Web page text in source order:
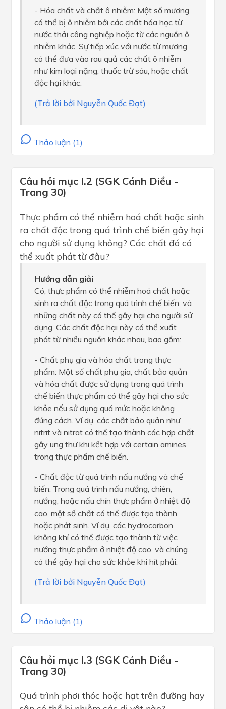
- Hóa chất và chất ô nhiễm: Một số mương
có thể bị ô nhiễm bởi các chất hóa học từ
nước thải công nghiệp hoặc từ các nguồn ô
nhiễm khác. Sự tiếp xúc với nước từ mương
có thể đưa vào rau quả các chất ô nhiễm
như kim loại nặng, thuốc trừ sâu, hoặc chất
độc hại khác.
(Trả lời bởi Nguyễn Quốc Đạt)
Thảo luận (1)
Câu hỏi mục I.2 (SGK Cánh Diều -
Trang 30)
Thực phẩm có thể nhiễm hoá chất hoặc sinh
ra chất độc trong quá trình chế biến gây hại
cho người sử dụng không? Các chất đó có
thể xuất phát từ đâu?
Hướng dẫn giải
Có, thực phẩm có thể nhiễm hoá chất hoặc
sinh ra chất độc trong quá trình chế biến, và
những chất này có thể gây hại cho người sử
dụng. Các chất độc hại này có thể xuất
phát từ nhiều nguồn khác nhau, bao gồm:
- Chất phụ gia và hóa chất trong thực
phẩm: Một số chất phụ gia, chất bảo quản
và hóa chất được sử dụng trong quá trình
chế biến thực phẩm có thể gây hại cho sức
khỏe nếu sử dụng quá mức hoặc không
đúng cách. Ví dụ, các chất bảo quản như
nitrit và nitrat có thể tạo thành các hợp chất
gây ung thư khi kết hợp với certain amines
trong thực phẩm chế biến.
- Chất độc từ quá trình nấu nướng và chế
biến: Trong quá trình nấu nướng, chiên,
nướng, hoặc nấu chín thực phẩm ở nhiệt độ
cao, một số chất có thể được tạo thành
hoặc phát sinh. Ví dụ, các hydrocarbon
không khí có thể được tạo thành từ việc
nướng thực phẩm ở nhiệt độ cao, và chúng
có thể gây hại cho sức khỏe khi hít phải.
(Trả lời bởi Nguyễn Quốc Đạt)
Thảo luận (1)
Câu hỏi mục I.3 (SGK Cánh Diều -
Trang 30)
Quá trình phơi thóc hoặc hạt trên đường hay